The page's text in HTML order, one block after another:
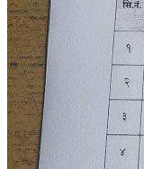
Facebook
Twitter
YouTube
Kanchanpur 30